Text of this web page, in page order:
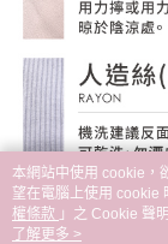
本網站中使用 cookie，
望在電腦上使用 cookie
權條款 」之 Cookie 聲
用條款之 Cookie 聲明
了解更多 >